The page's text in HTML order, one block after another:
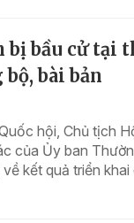
bị bầu cử tại
bài bản
hội, Chủ tịch
của Ủy ban
kết quả triển